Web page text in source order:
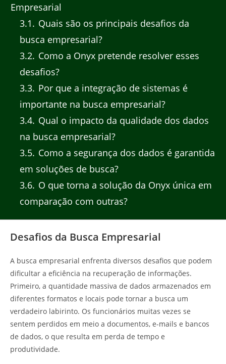
Empresarial
3.1
Quais são os principais desafios da
busca empresarial?
3.2 Como a Onyx pretende resolver esses
desafios?
3.3 Por que a integração de sistemas é
importante na busca empresarial?
3.4 Qual o impacto da qualidade dos dados
na busca empresarial?
3.5 Como a segurança dos dados é garantida
em soluções de busca?
3.6 O que torna a solução da Onyx única em
comparação com outras?
Desafios da Busca Empresarial
A busca empresarial enfrenta diversos desafios que podem
dificultar a eficiência na recuperação de informações.
Primeiro, a quantidade massiva de dados armazenados em
diferentes formatos e locais pode tornar a busca um
verdadeiro labirinto. Os funcionários muitas vezes se
sentem perdidos em meio a documentos, e-mails e bancos
de dados, o que resulta em perda de tempo e
produtividade.